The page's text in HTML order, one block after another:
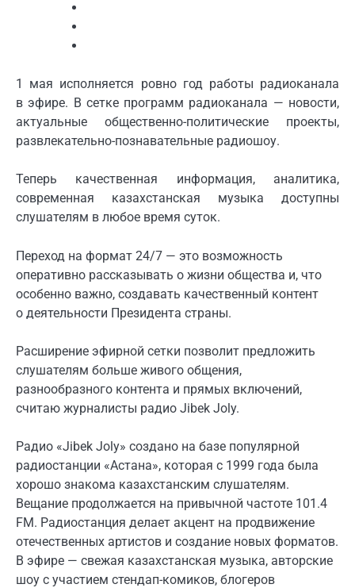
1 мая исполняется ровно год работы радиоканала
в эфире. В сетке программ радиоканала — новости,
актуальные общественно-политические проекты,
развлекательно-познавательные радиошоу.
Теперь качественная информация, аналитика,
современная казахстанская музыка доступны
слушателям в любое время суток.
Переход на формат 24/7 — это возможность
оперативно рассказывать о жизни общества и, что
особенно важно, создавать качественный контент
о деятельности Президента страны.
Расширение эфирной сетки позволит предложить
слушателям больше живого общения,
разнообразного контента и прямых включений,
считаю журналисты радио Jibek Joly.
Радио «Jibek Joly» создано на базе популярной
радиостанции «Астана», которая с 1999 года была
хорошо знакома казахстанским слушателям.
Вещание продолжается на привычной частоте 101.4
FM. Радиостанция делает акцент на продвижение
отечественных артистов и создание новых форматов.
В эфире — свежая казахстанская музыка, авторские
шоу с участием стендап-комиков, блогеров